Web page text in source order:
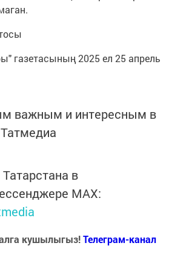
газетасының 2025 ел 25 апрель
важным и интересным в
Татмедиа
в
MАХ:
кушылыгыз!Телеграм-канал